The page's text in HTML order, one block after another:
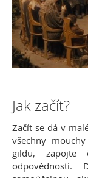
Jak začít?
Začít se dá v
všechny
gildu, zapojte